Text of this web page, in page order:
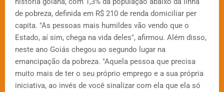
de pobreza, definida em R$ 210 de renda domiciliar per
capita. "As pessoas mais humildes vão vendo que o
Estado, aí sim, chega na vida deles", afirmou. Além disso,
neste ano Goiás chegou ao segundo lugar na
emancipação da pobreza. "Aquela pessoa que precisa
muito mais de ter o seu próprio emprego e a sua própria
iniciativa, ao invés de você sinalizar com ela que ela só